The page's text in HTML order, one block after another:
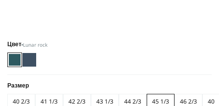
Цвет Lunar rock
Размер
40 2/3 41 1/3 42 2/3 43 1/3 44 2/3 45 1/3 46 2/3 40